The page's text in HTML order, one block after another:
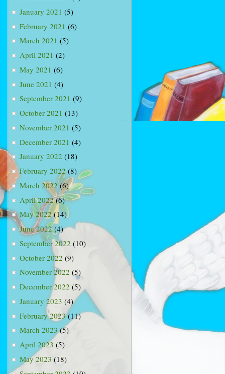
January 2021 (5)
February 2021 (6)
March 2021 (5)
April 2021 (2)
May 2021 (6)
June 2021 (4)
September 2021 (9)
October 2021 (13)
November 2021 (5)
December 2021 (4)
January 2022 (18)
February 2022 (8)
March 2022(6)
April 2022(6)
May 2022(14)
June 2022(4)
September 2022 (10)
October 2022 (9)
November 2022 (5)
December 2022 (5)
January 2023 (4)
February 2023(11)
March 2023(5)
April 2023 (5)
May 2023 (18)